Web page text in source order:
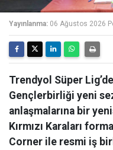
Yayınlanma: 06 Ağustos 2026
Trendyol Süper
Gençlerbirliği yeni
anlaşmalarına bir
Kırmızı Karaları
Corner ile resmi iş